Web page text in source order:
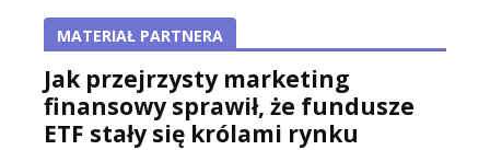
MATERIAŁ PARTNERA
Jak przejrzysty marketing
finansowy sprawił, że fundusze
ETF stały się królami rynku